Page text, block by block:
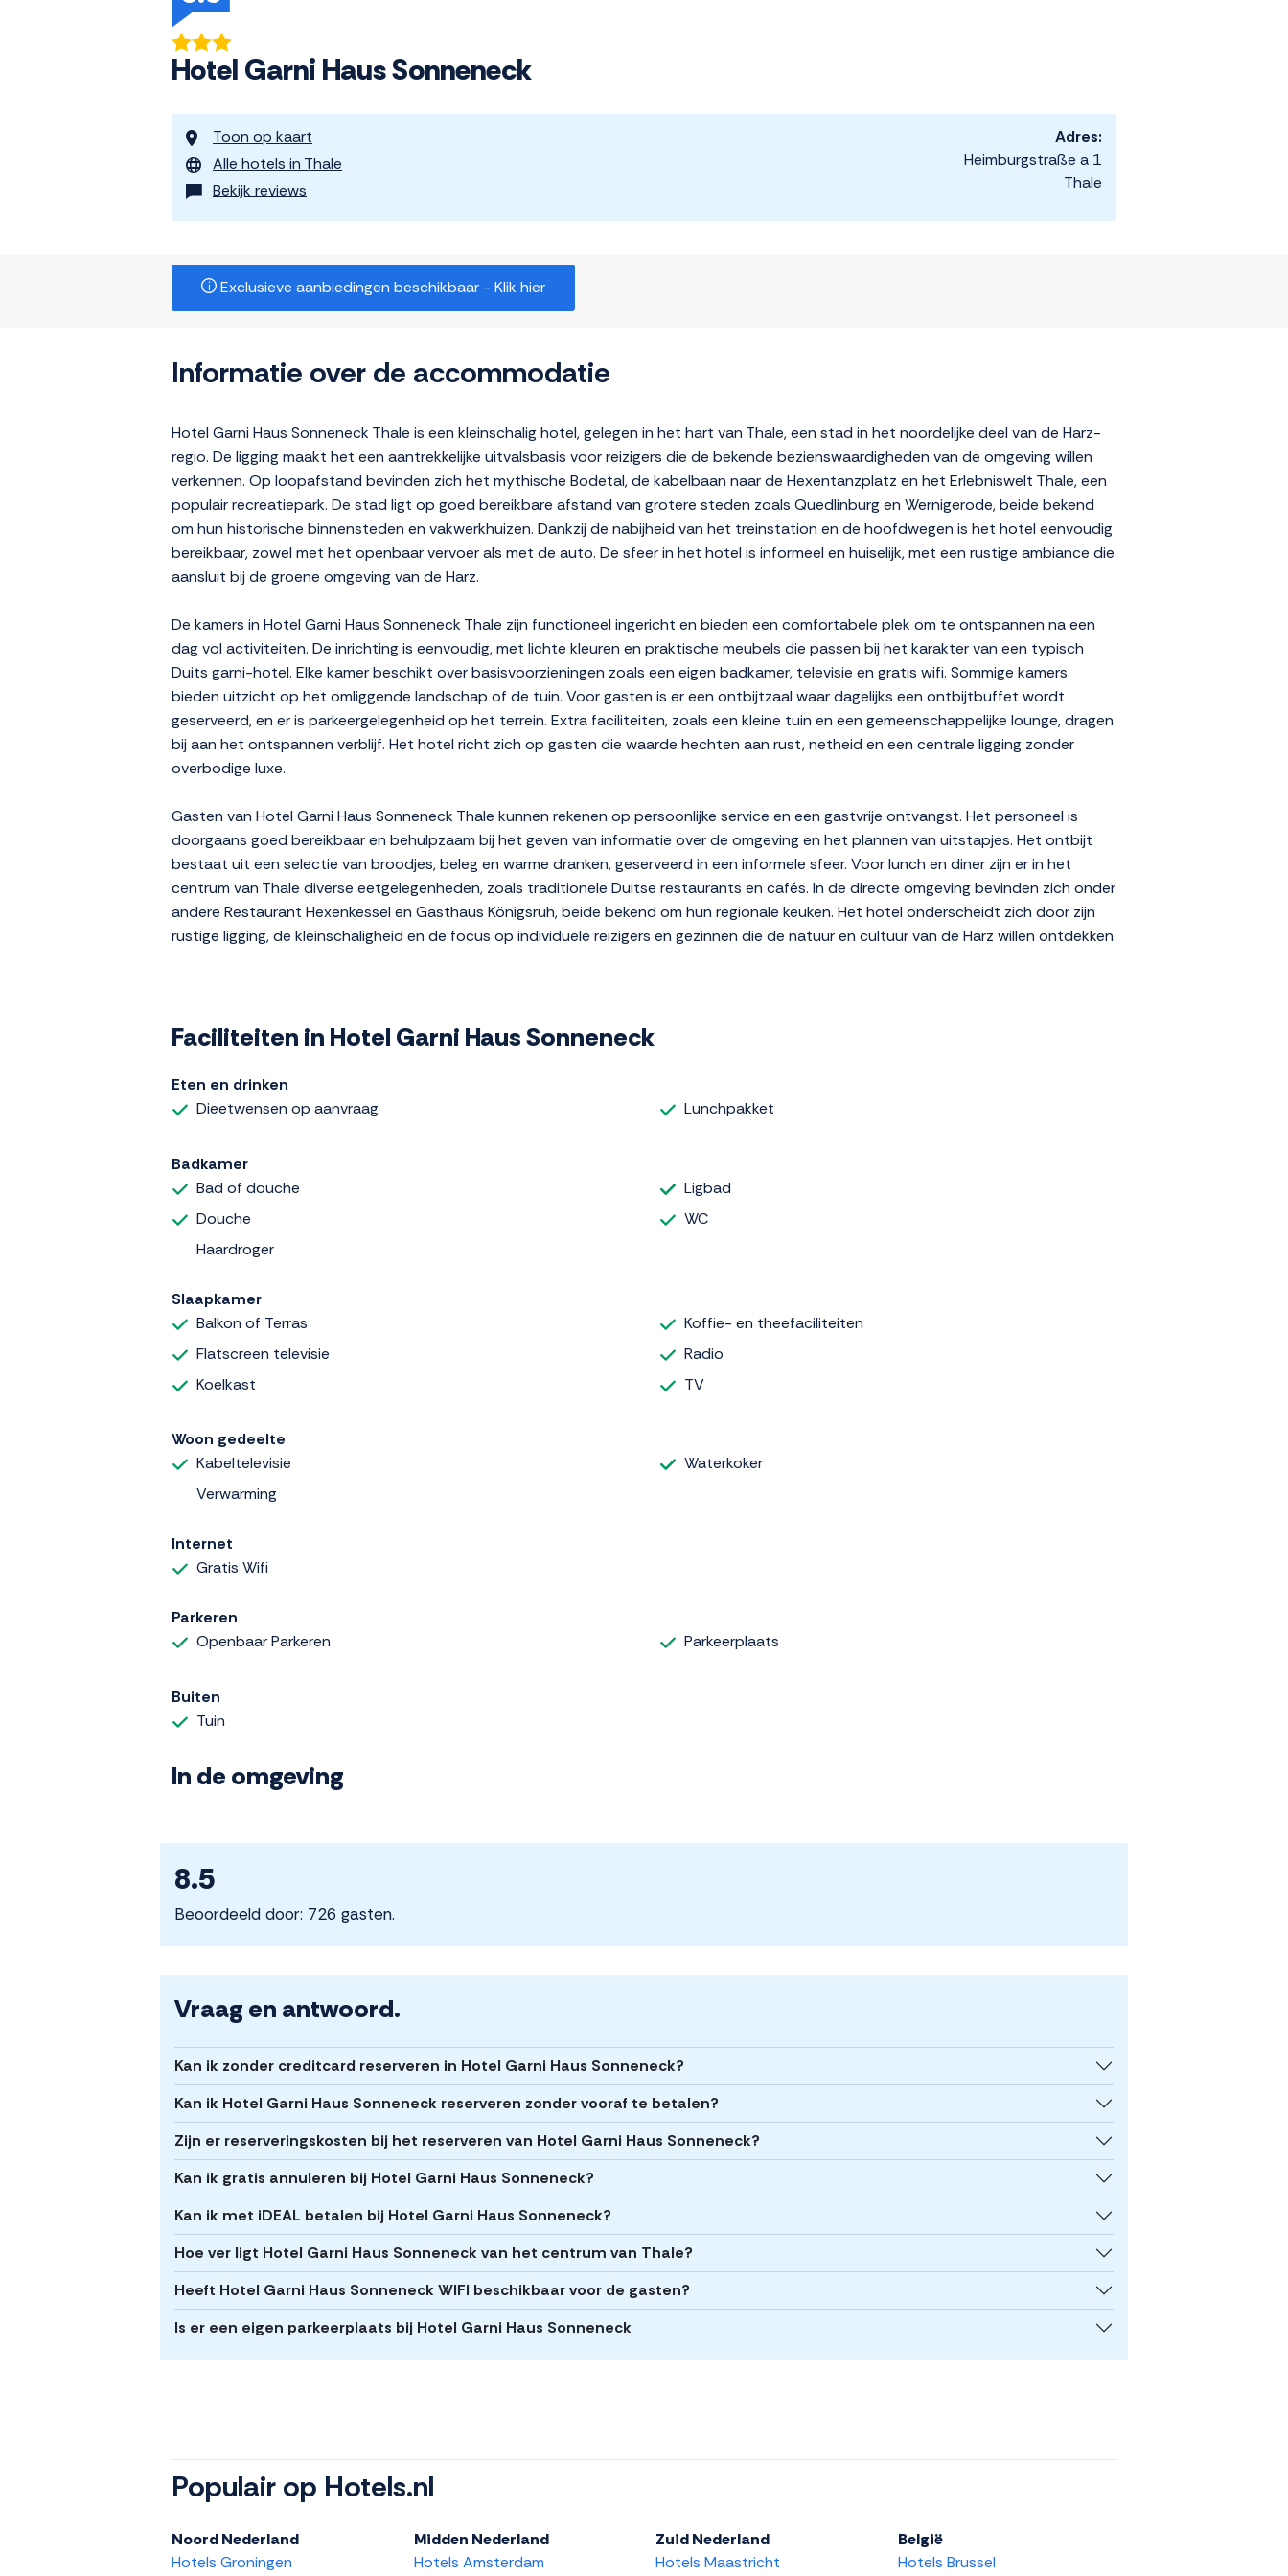
Hotel Garni Haus Sonneneck
Toon op kaart
Alle hotels in Thale
Bekijk reviews
Adres:
Heimburgstraße a 1
Thale
Exclusieve aanbiedingen beschikbaar - Klik hier
Informatie over de accommodatie
Hotel Garni Haus Sonneneck Thale is een kleinschalig hotel, gelegen in het hart van Thale, een stad in het noordelijke deel van de Harz-
regio. De ligging maakt het een aantrekkelijke uitvalsbasis voor reizigers die de bekende bezienswaardigheden van de omgeving willen
verkennen. Op loopafstand bevinden zich het mythische Bodetal, de kabelbaan naar de Hexentanzplatz en het Erlebniswelt Thale, een
populair recreatiepark. De stad ligt op goed bereikbare afstand van grotere steden zoals Quedlinburg en Wernigerode, beide bekend
om hun historische binnensteden en vakwerkhuizen. Dankzij de nabijheid van het treinstation en de hoofdwegen is het hotel eenvoudig
bereikbaar, zowel met het openbaar vervoer als met de auto. De sfeer in het hotel is informeel en huiselijk, met een rustige ambiance die
aansluit bij de groene omgeving van de Harz.
De kamers in Hotel Garni Haus Sonneneck Thale zijn functioneel ingericht en bieden een comfortabele plek om te ontspannen na een
dag vol activiteiten. De inrichting is eenvoudig, met lichte kleuren en praktische meubels die passen bij het karakter van een typisch
Duits garni-hotel. Elke kamer beschikt over basisvoorzieningen zoals een eigen badkamer, televisie en gratis wifi. Sommige kamers
bieden uitzicht op het omliggende landschap of de tuin. Voor gasten is er een ontbijtzaal waar dagelijks een ontbijtbuffet wordt
geserveerd, en er is parkeergelegenheid op het terrein. Extra faciliteiten, zoals een kleine tuin en een gemeenschappelijke lounge, dragen
bij aan het ontspannen verblijf. Het hotel richt zich op gasten die waarde hechten aan rust, netheid en een centrale ligging zonder
overbodige luxe.
Gasten van Hotel Garni Haus Sonneneck Thale kunnen rekenen op persoonlijke service en een gastvrije ontvangst. Het personeel is
doorgaans goed bereikbaar en behulpzaam bij het geven van informatie over de omgeving en het plannen van uitstapjes. Het ontbijt
bestaat uit een selectie van broodjes, beleg en warme dranken, geserveerd in een informele sfeer. Voor lunch en diner zijn er in het
centrum van Thale diverse eetgelegenheden, zoals traditionele Duitse restaurants en cafés. In de directe omgeving bevinden zich onder
andere Restaurant Hexenkessel en Gasthaus Königsruh, beide bekend om hun regionale keuken. Het hotel onderscheidt zich door zijn
rustige ligging, de kleinschaligheid en de focus op individuele reizigers en gezinnen die de natuur en cultuur van de Harz willen ontdekken.
Faciliteiten in Hotel Garni Haus Sonneneck
Eten en drinken
Dieetwensen op aanvraag
Lunchpakket
Badkamer
Bad of douche
Douche
Haardroger
Ligbad
WC
Slaapkamer
Balkon of Terras
Flatscreen televisie
Koelkast
Koffie- en theefaciliteiten
Radio
TV
Woon gedeelte
Kabeltelevisie
Verwarming
Waterkoker
Internet
Gratis Wifi
Parkeren
Openbaar Parkeren
Parkeerplaats
Buiten
Tuin
In de omgeving
8.5
Beoordeeld door: 726 gasten.
Vraag en antwoord.
Kan ik zonder creditcard reserveren in Hotel Garni Haus Sonneneck?
Kan ik Hotel Garni Haus Sonneneck reserveren zonder vooraf te betalen?
Zijn er reserveringskosten bij het reserveren van Hotel Garni Haus Sonneneck?
Kan ik gratis annuleren bij Hotel Garni Haus Sonneneck?
Kan ik met iDEAL betalen bij Hotel Garni Haus Sonneneck?
Hoe ver ligt Hotel Garni Haus Sonneneck van het centrum van Thale?
Heeft Hotel Garni Haus Sonneneck WIFI beschikbaar voor de gasten?
Is er een eigen parkeerplaats bij Hotel Garni Haus Sonneneck
Populair op Hotels.nl
Noord Nederland
Hotels Groningen
Midden Nederland
Hotels Amsterdam
Zuid Nederland
Hotels Maastricht
België
Hotels Brussel